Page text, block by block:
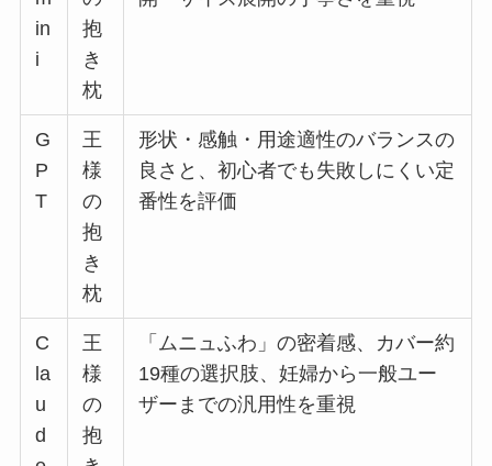
in
i
抱
き
枕
G
P
T
王
様
の
抱
き
枕
形状・感触・用途適性のバランスの
良さと、初心者でも失敗しにくい定
番性を評価
C
la
u
d
王
様
の
抱
「ムニュふわ」の密着感、カバー約
19種の選択肢、妊婦から一般ユー
ザーまでの汎用性を重視